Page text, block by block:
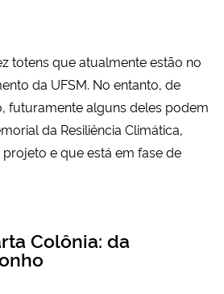
totens que atualmente estão no
da UFSM. No entanto, de
futuramente alguns deles podem
da Resiliência Climática,
e que está em fase de
Colônia: da